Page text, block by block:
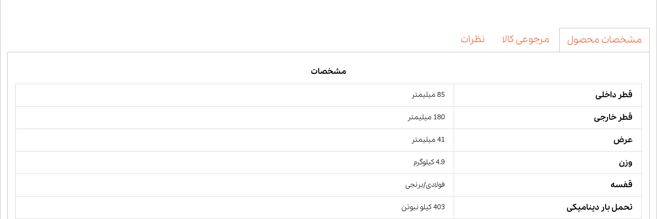
مشخصات محصول مرجوعی کالا نظرات
مشخصات
قطر داخلی 85 میلیمتر
قطر خارجی 180 میلیمتر
عرض 41 میلیمتر
وزن 4.9 کیلوگرم
قفسه فولادی/برنجی
تحمل بار دینامیکی 403 کیلو نیوتن